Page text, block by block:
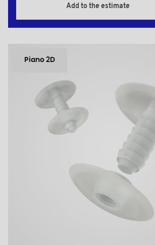
Add to the estimate
Piano 2D